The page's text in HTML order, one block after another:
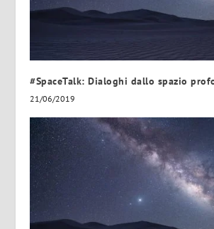
#SpaceTalk: Dialoghi dallo spazio
21/06/2019